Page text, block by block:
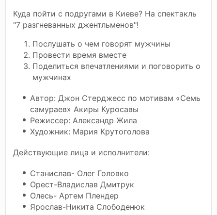
Куда пойти с подругами в Киеве? На спектакль
"7 разгневанных джентльменов"!
Послушать о чем говорят мужчины
Провести время вместе
Поделиться впечатлениями и поговорить о
мужчинах
Автор: Джон Стерджесс по мотивам «Семь
самураев» Акиры Куросавы
Режиссер: Александр Жила
Художник: Мария Крутоголова
Действующие лица и исполнители:
Станислав- Олег Головко
Орест-Владислав Дмитрук
Олесь- Артем Плендер
Ярослав-Никита Слободенюк